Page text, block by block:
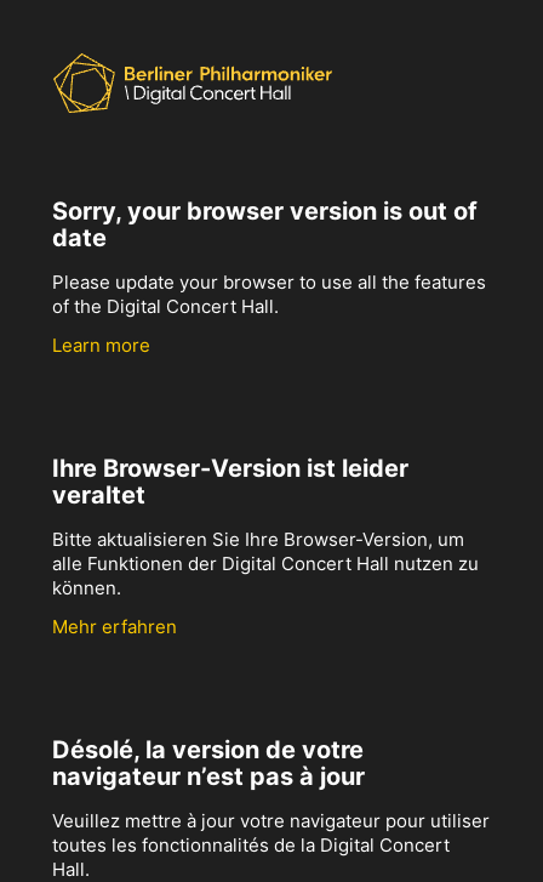
Sorry, your browser version is out of
date
Please update your browser to use all the features
of the Digital Concert Hall.
Learn more
Ihre Browser-Version ist leider
veraltet
Bitte aktualisieren Sie Ihre Browser-Version, um
alle Funktionen der Digital Concert Hall nutzen zu
können.
Mehr erfahren
Désolé, la version de votre
navigateur n’est pas à jour
Veuillez mettre à jour votre navigateur pour utiliser
toutes les fonctionnalités de la Digital Concert
Hall.